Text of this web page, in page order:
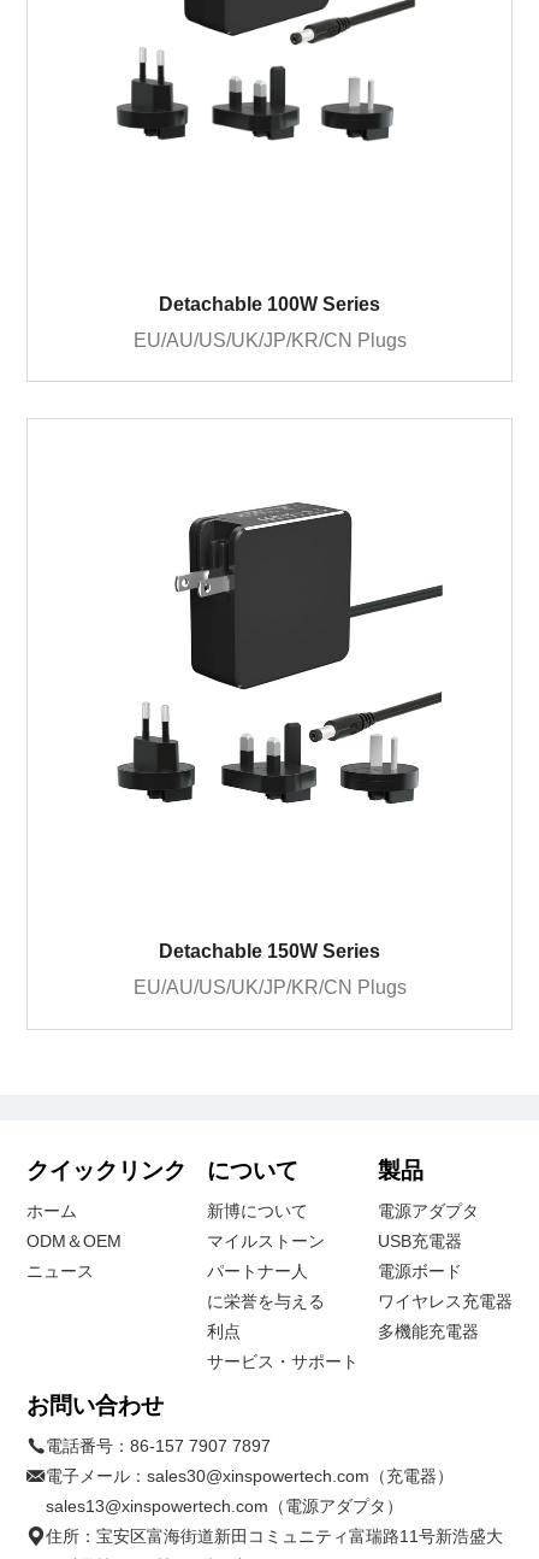
Detachable 100W Series
EU/AU/US/UK/JP/KR/CN Plugs
Detachable 150W Series
EU/AU/US/UK/JP/KR/CN Plugs
クイックリンク
ホーム
ODM＆OEM
ニュース
について
新博について
マイルストーン
パートナー人
に栄誉を与える
利点
サービス・サポート
製品
電源アダプタ
USB充電器
電源ボード
ワイヤレス充電器
多機能充電器
お問い合わせ
電話番号：86-157 7907 7897
電子メール：sales30@xinspowertech.com（充電器）
sales13@xinspowertech.com（電源アダプタ）
住所：宝安区富海街道新田コミュニティ富瑞路11号新浩盛大